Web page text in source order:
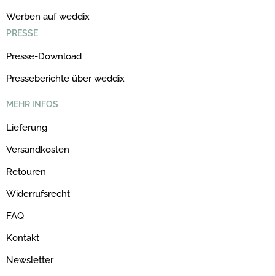
Werben auf weddix
PRESSE
Presse-Download
Presseberichte über weddix
MEHR INFOS
Lieferung
Versandkosten
Retouren
Widerrufsrecht
FAQ
Kontakt
Newsletter